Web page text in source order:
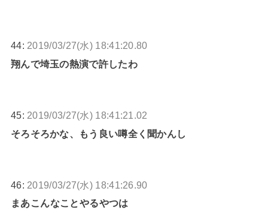
44: 2019/03/27(水) 18:41:20.80
翔んで埼玉の熱演で許したわ
45: 2019/03/27(水) 18:41:21.02
そろそろかな、もう良い噂全く聞かんし
46: 2019/03/27(水) 18:41:26.90
まあこんなことやるやつは